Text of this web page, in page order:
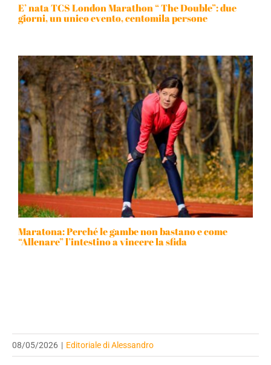
E’ nata TCS London Marathon “ The Double”: due
giorni, un unico evento, centomila persone
Maratona: Perché le gambe non bastano e come
“Allenare” l’intestino a vincere la sfida
08/05/2026 | Editoriale di Alessandro